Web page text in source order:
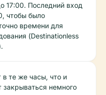
17:00. Последний вход
чтобы было
времени для
(Destinationless
те же часы, что и
немного